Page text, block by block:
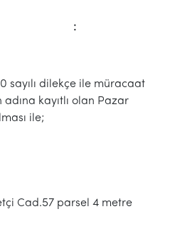
:
sayılı dilekçe ile müracaat
adına kayıtlı olan Pazar
ile;
Cad.57 parsel 4 metre